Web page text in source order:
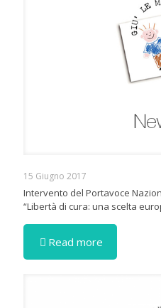
15 Giugno 2017
Intervento del Portavoce
“Libertà di cura: una scelta
Read more